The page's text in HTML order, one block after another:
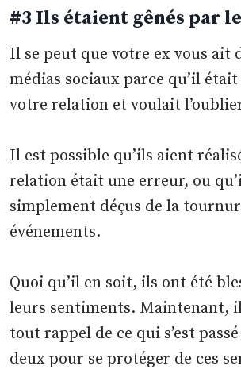
#3 Ils étaient gênés par
Il se peut que votre ex vous ait
médias sociaux parce qu’il
votre relation et voulait
Il est possible qu’ils aient
relation était une erreur, ou
simplement déçus de la
événements.
Quoi qu’il en soit, ils ont été
leurs sentiments. Maintenant,
tout rappel de ce qui s’est
deux pour se protéger de ces